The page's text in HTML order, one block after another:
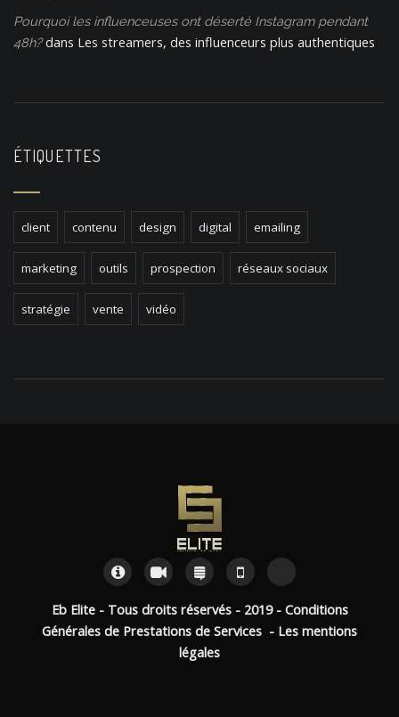
Pourquoi les influenceuses ont déserté Instagram pendant
48h?dans Les streamers, des influenceurs plus authentiques
ÉTIQUETTES
client contenu design digital emailing
marketing outils prospection réseaux sociaux
stratégie vente vidéo
Eb Elite - Tous droits réservés - 2019 - Conditions
Générales de Prestations de Services - Les mentions
légales